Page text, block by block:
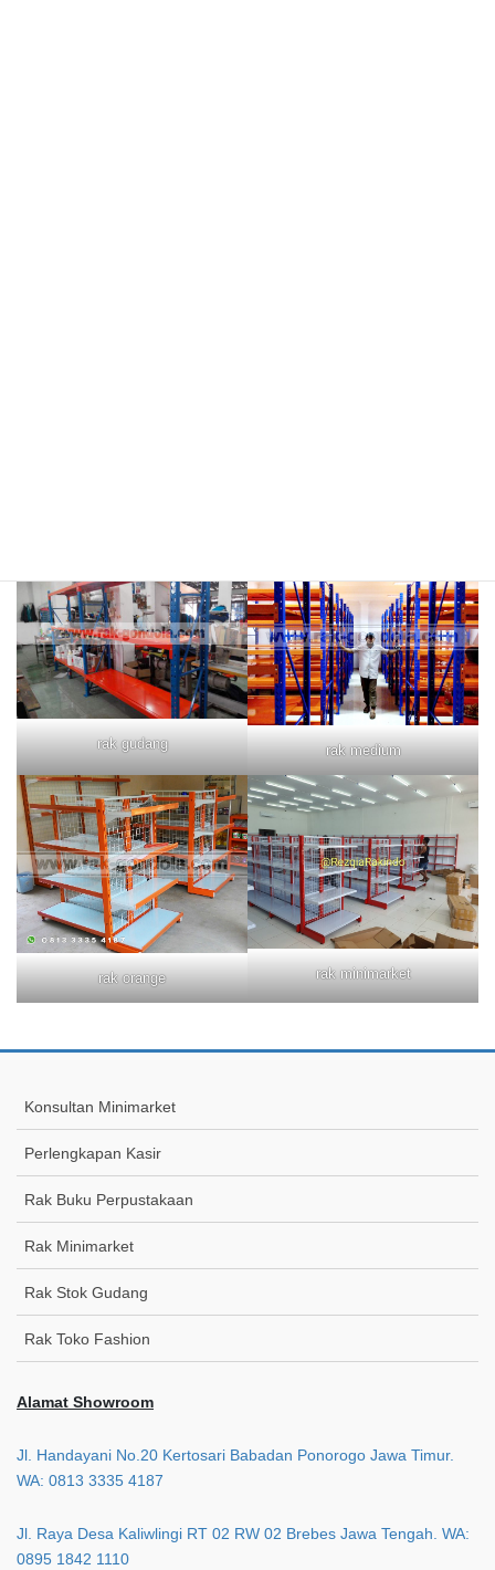
rak gudang rak medium
rak orange rak minimarket
Konsultan Minimarket
Perlengkapan Kasir
Rak Buku Perpustakaan
Rak Minimarket
Rak Stok Gudang
Rak Toko Fashion
Alamat Showroom
Jl. Handayani No.20 Kertosari Babadan Ponorogo Jawa Timur.
WA: 0813 3335 4187
Jl. Raya Desa Kaliwlingi RT 02 RW 02 Brebes Jawa Tengah. WA:
0895 1842 1110